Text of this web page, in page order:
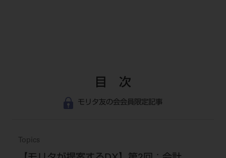
目 次
モリタ友の会会員限定記事
Topics